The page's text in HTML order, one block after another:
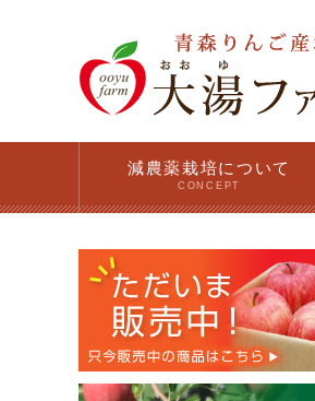
減農薬栽培について
CONCEPT